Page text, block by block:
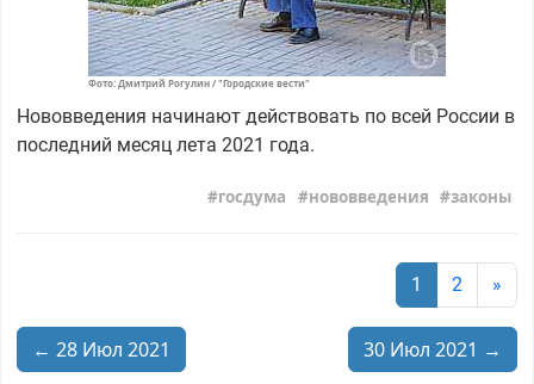
Фото: Дмитрий Рогулин / "Городские вести"
Нововведения начинают действовать по всей России в
последний месяц лета 2021 года.
госдума нововведения законы
1 2 »
← 28 Июл 2021 30 Июл 2021 →